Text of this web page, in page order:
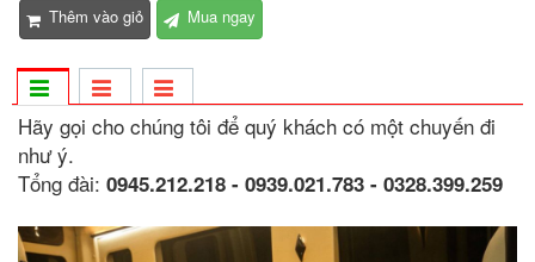
Thêm vào giỏ Mua ngay
Hãy gọi cho chúng tôi để quý khách có một chuyến đi
như ý.
Tổng đài: 0945.212.218 - 0939.021.783 - 0328.399.259